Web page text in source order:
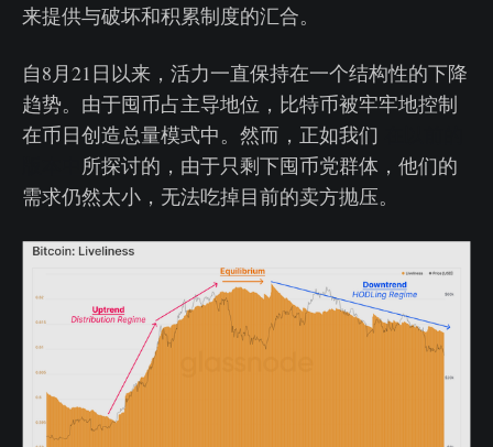
来提供与破坏和积累制度的汇合。
自8月21日以来，活力一直保持在一个结构性的下降
趋势。由于囤币占主导地位，比特币被牢牢地控制
在币日创造总量模式中。然而，正如我们
所探讨的，由于只剩下囤币党群体，他们的
需求仍然太小，无法吃掉目前的卖方抛压。